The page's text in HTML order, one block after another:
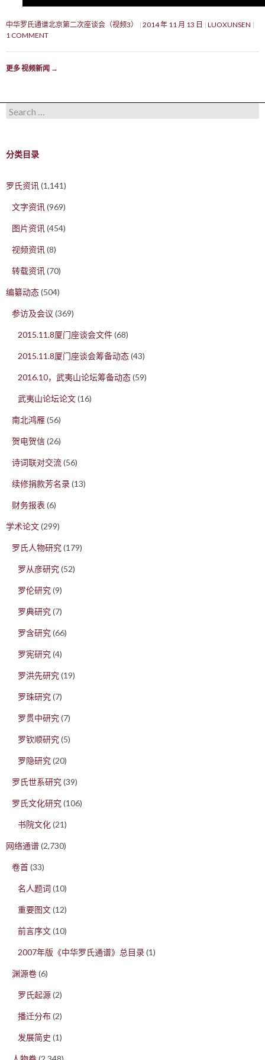
中华罗氏通谱北京第二次座谈会（视频3） 2014 年 11 月 13 日
LUOXUNSEN
1 COMMENT
更多 视频新闻 →
Search for:
分类目录
罗氏资讯(1,141)
文字资讯(969)
图片资讯(454)
视频资讯(8)
转载资讯(70)
编纂动态(504)
参访及会议 (369)
2015.11.8厦门座谈会文件(68)
2015.11.8厦门座谈会筹备动态(43)
2016.10，武夷山论坛筹备动态(59)
武夷山论坛论文(16)
南北鸿雁(56)
贺电贺信(26)
诗词联对交流(56)
续修捐款芳名录(13)
财务报表 (6)
学术论文(299)
罗氏人物研究(179)
罗从彦研究(52)
罗伦研究(9)
罗典研究(7)
罗含研究(66)
罗宪研究(4)
罗洪先研究(19)
罗珠研究(7)
罗贯中研究(7)
罗钦顺研究(5)
罗隐研究(20)
罗氏世系研究(39)
罗氏文化研究(106)
书院文化(21)
网络通谱(2,730)
卷首(33)
名人题词 (10)
重要图文(12)
前言序文(10)
2007年版《中华罗氏通谱》总目录(1)
渊源卷(6)
罗氏起源(2)
播迁分布(2)
发展简史 (1)